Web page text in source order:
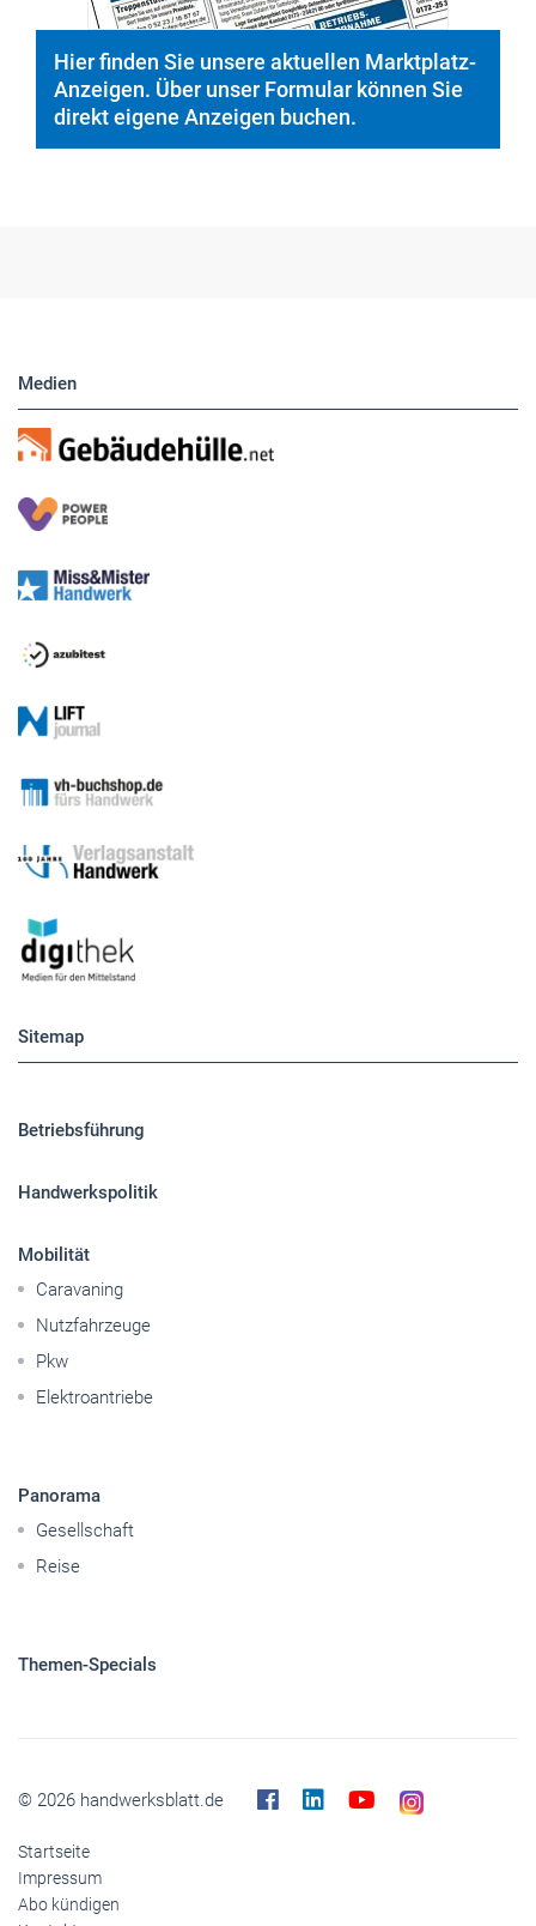
Hier finden Sie unsere aktuellen Marktplatz-
Anzeigen. Über unser Formular können Sie
direkt eigene Anzeigen buchen.
Medien
Sitemap
Betriebsführung
Handwerkspolitik
Mobilität
Caravaning
Nutzfahrzeuge
Pkw
Elektroantriebe
Panorama
Gesellschaft
Reise
Themen-Specials
© 2026 handwerksblatt.de
Impressum
Abo kündigen